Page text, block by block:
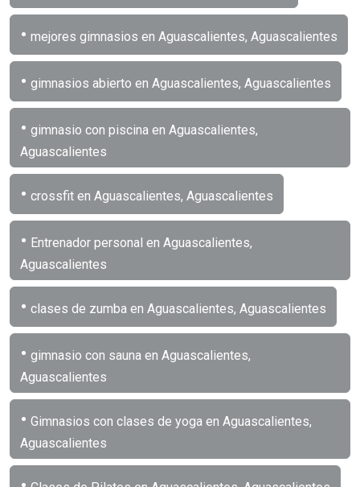
• mejores gimnasios en Aguascalientes, Aguascalientes
• gimnasios abierto en Aguascalientes, Aguascalientes
• gimnasio con piscina en Aguascalientes,
Aguascalientes
• crossfit en Aguascalientes, Aguascalientes
• Entrenador personal en Aguascalientes,
Aguascalientes
• clases de zumba en Aguascalientes, Aguascalientes
• gimnasio con sauna en Aguascalientes,
Aguascalientes
• Gimnasios con clases de yoga en Aguascalientes,
Aguascalientes